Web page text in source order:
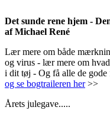
Det sunde rene hjem -
af Michael René
Lær mere om både
og virus - lær mere om
i dit tøj - Og få alle de
og se bogtraileren her>>
Årets julegave.....